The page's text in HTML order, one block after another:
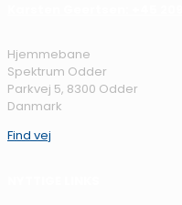
Hjemmebane
Spektrum Odder
Parkvej 5, 8300 Odder
Danmark
Find vej